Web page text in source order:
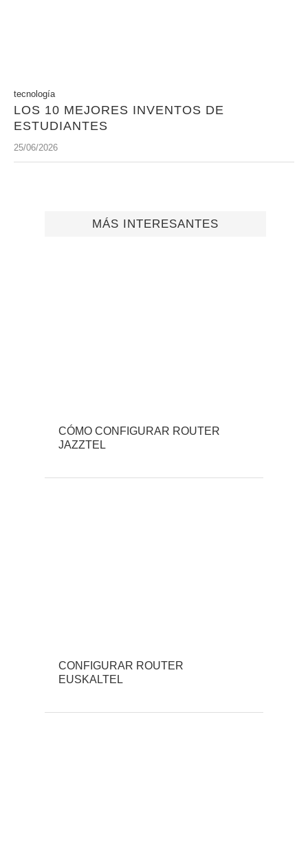
tecnología
LOS 10 MEJORES INVENTOS DE
ESTUDIANTES
25/06/2026
MÁS INTERESANTES
CÓMO CONFIGURAR ROUTER
JAZZTEL
CONFIGURAR ROUTER
EUSKALTEL